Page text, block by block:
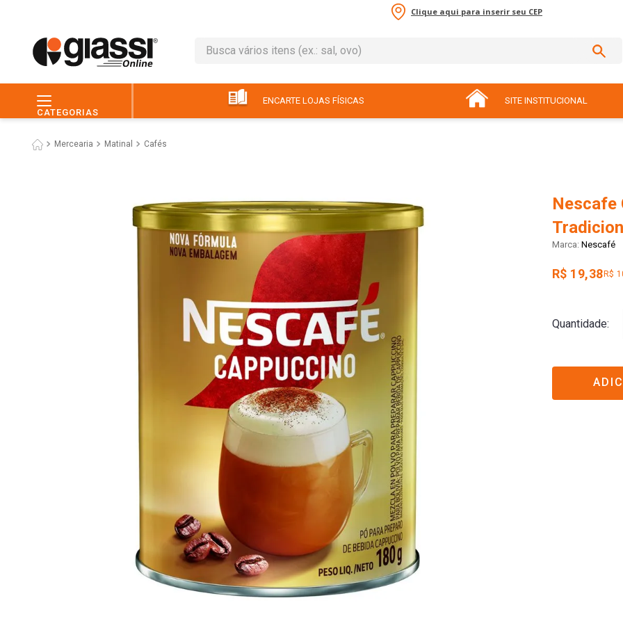
Clique aqui para inserir seu CEP
Busca vários itens (ex.: sal, ovo)
CATEGORIAS
ENCARTE LOJAS FÍSICAS SITE INSTITUCIONAL
Mercearia Matinal Cafés
Nescafe
Nescafé
R$ 19,38R$
Quantidade
café
macarrão
7º arroz
iogurte